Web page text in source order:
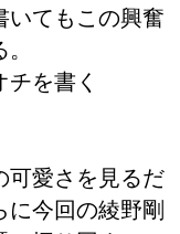
いてもこの興奮
を書く
可愛さを見るだ
今回の綾野剛